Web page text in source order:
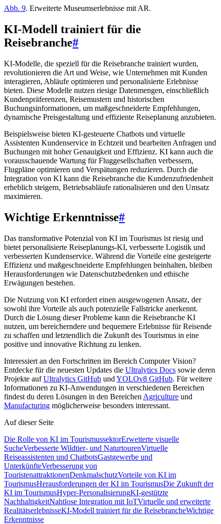
Abb. 9. Erweiterte Museumserlebnisse mit AR.
KI-Modell trainiert für die
Reisebranche#
KI-Modelle, die speziell für die Reisebranche trainiert wurden,
revolutionieren die Art und Weise, wie Unternehmen mit Kunden
interagieren, Abläufe optimieren und personalisierte Erlebnisse
bieten. Diese Modelle nutzen riesige Datenmengen, einschließlich
Kundenpräferenzen, Reisemustern und historischen
Buchungsinformationen, um maßgeschneiderte Empfehlungen,
dynamische Preisgestaltung und effiziente Reiseplanung anzubieten.
Beispielsweise bieten KI-gesteuerte Chatbots und virtuelle
Assistenten Kundenservice in Echtzeit und bearbeiten Anfragen und
Buchungen mit hoher Genauigkeit und Effizienz. KI kann auch die
vorausschauende Wartung für Fluggesellschaften verbessern,
Flugpläne optimieren und Verspätungen reduzieren. Durch die
Integration von KI kann die Reisebranche die Kundenzufriedenheit
erheblich steigern, Betriebsabläufe rationalisieren und den Umsatz
maximieren.
Wichtige Erkenntnisse#
Das transformative Potenzial von KI im Tourismus ist riesig und
bietet personalisierte Reiseplanungs-KI, verbesserte Logistik und
verbesserten Kundenservice. Während die Vorteile eine gesteigerte
Effizienz und maßgeschneiderte Empfehlungen beinhalten, bleiben
Herausforderungen wie Datenschutzbedenken und ethische
Erwägungen bestehen.
Die Nutzung von KI erfordert einen ausgewogenen Ansatz, der
sowohl ihre Vorteile als auch potenzielle Fallstricke anerkennt.
Durch die Lösung dieser Probleme kann die Reisebranche KI
nutzen, um bereicherndere und bequemere Erlebnisse für Reisende
zu schaffen und letztendlich die Zukunft des Tourismus in eine
positive und innovative Richtung zu lenken.
Interessiert an den Fortschritten im Bereich Computer Vision?
Entdecke für die neuesten Updates die Ultralytics Docs sowie deren
Projekte aufUltralytics GitHub und YOLOv8 GitHub. Für weitere
Informationen zu KI-Anwendungen in verschiedenen Bereichen
findest du deren Lösungen in den Bereichen Agriculture und
Manufacturing möglicherweise besonders interessant.
Auf dieser Seite
Die Rolle von KI im TourismussektorErweiterte visuelle
SucheVerbesserte Wildtier- und NaturtourenVirtuelle
Reiseassistenten und ChatbotsGastgewerbe und
UnterkünfteVerbesserung von
TouristenattraktionenDenkmalschutzVorteile von KI im
TourismusHerausforderungen der KI im TourismusDie Zukunft der
KI im TourismusHyper-PersonalisierungKI-gestützte
NachhaltigkeitNahtlose Integration mit IoTVirtuelle und erweiterte
RealitätserlebnisseKI-Modell trainiert für die ReisebrancheWichtige
Erkenntnisse